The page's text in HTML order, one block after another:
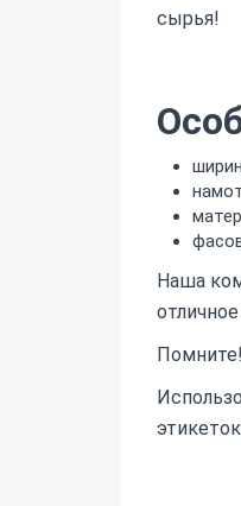
сырья!
Наша
Помните!